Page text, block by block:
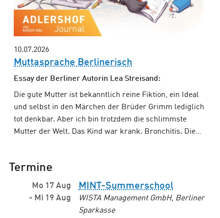
10.07.2026
Muttasprache Berlinerisch
Essay der Berliner Autorin Lea Streisand:
Die gute Mutter ist bekanntlich reine Fiktion, ein Ideal
und selbst in den Märchen der Brüder Grimm lediglich
tot denkbar. Aber ich bin trotzdem die schlimmste
Mutter der Welt. Das Kind war krank. Bronchitis. Die…
Termine
Mo 17 Aug
- Mi 19 Aug
MINT-Summerschool
WISTA Management GmbH, Berliner
Sparkasse